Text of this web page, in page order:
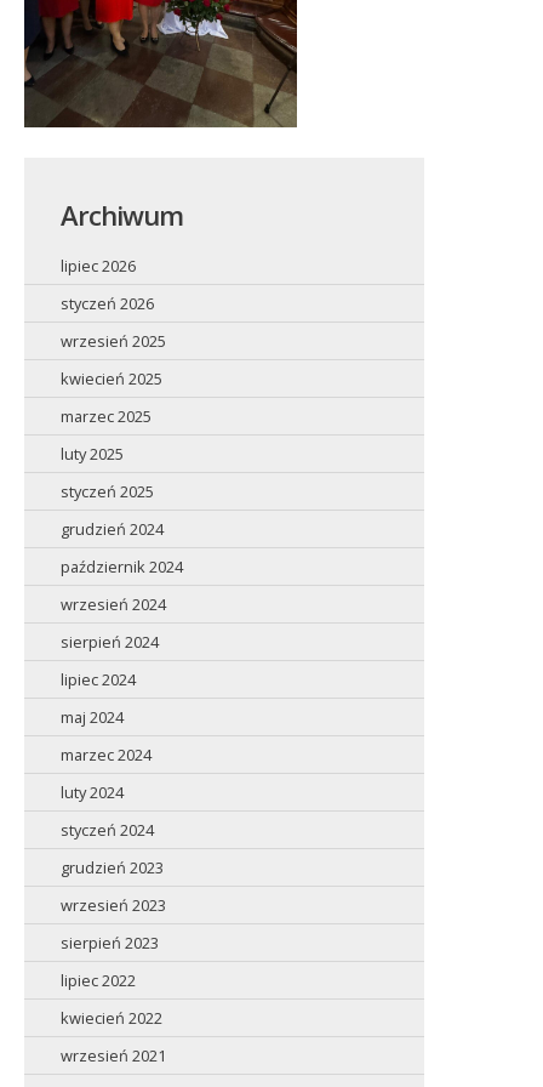
Archiwum
lipiec 2026
styczeń 2026
wrzesień 2025
kwiecień 2025
marzec 2025
luty 2025
styczeń 2025
grudzień 2024
październik 2024
wrzesień 2024
sierpień 2024
lipiec 2024
maj 2024
marzec 2024
luty 2024
styczeń 2024
grudzień 2023
wrzesień 2023
sierpień 2023
lipiec 2022
kwiecień 2022
wrzesień 2021